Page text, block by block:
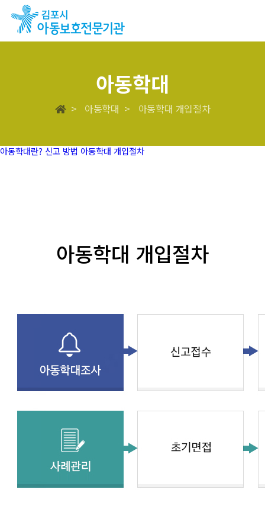
아동학대
> 아동학대 > 아동학대 개입절차
아동학대란? 신고 방법 아동학대 개입절차
아동학대 개입절차